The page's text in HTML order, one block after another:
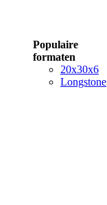
Populaire
formaten
20x30x6
Longstone